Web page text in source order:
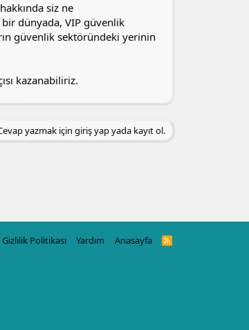
siz ne
dünyada, VIP güvenlik
güvenlik sektöründeki yerinin
kazanabiliriz.
yazmak için giriş yap yada kayıt ol.
Gizlilik Politikası Yardım Anasayfa
R